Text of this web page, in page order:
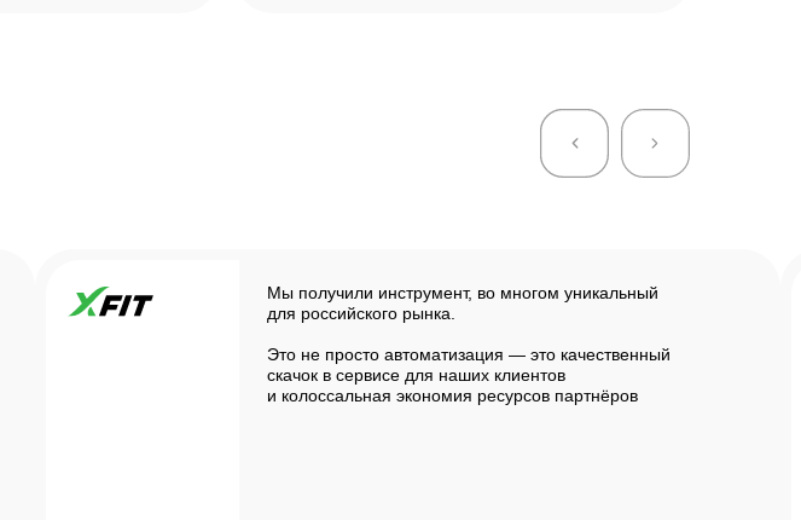
Мы получили инструмент, во многом уникальный
для российского рынка.
Это не просто автоматизация — это качественный
скачок в сервисе для наших клиентов
и колоссальная экономия ресурсов партнёров